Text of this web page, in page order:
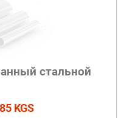
стальной
KGS